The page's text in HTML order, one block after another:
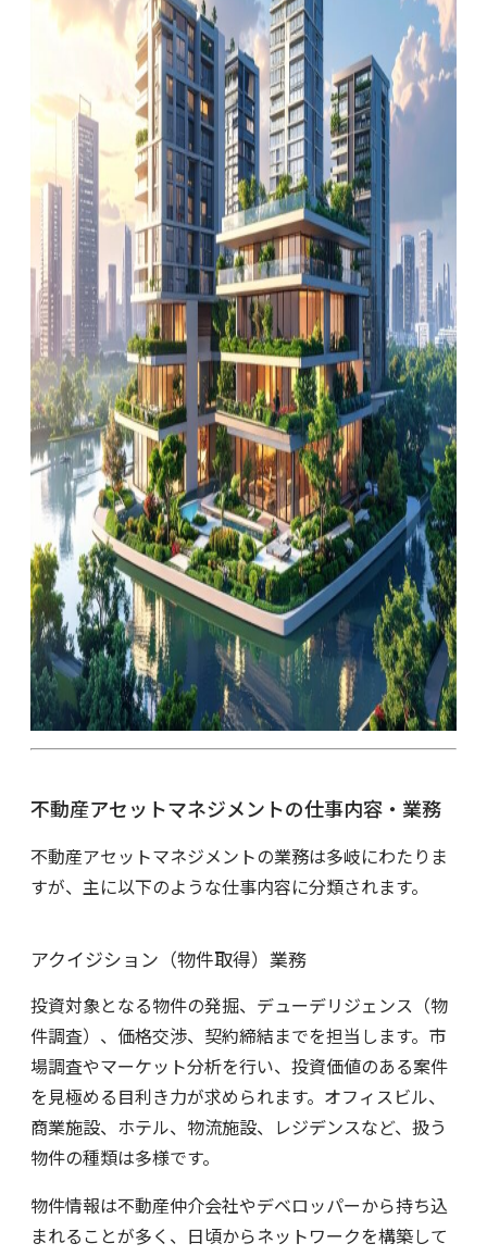
不動産アセットマネジメントの仕事内容・業務
不動産アセットマネジメントの業務は多岐にわたりま
すが、主に以下のような仕事内容に分類されます。
アクイジション（物件取得）業務
投資対象となる物件の発掘、デューデリジェンス（物
件調査）、価格交渉、契約締結までを担当します。市
場調査やマーケット分析を行い、投資価値のある案件
を見極める目利き力が求められます。オフィスビル、
商業施設、ホテル、物流施設、レジデンスなど、扱う
物件の種類は多様です。
物件情報は不動産仲介会社やデベロッパーから持ち込
まれることが多く、日頃からネットワークを構築して